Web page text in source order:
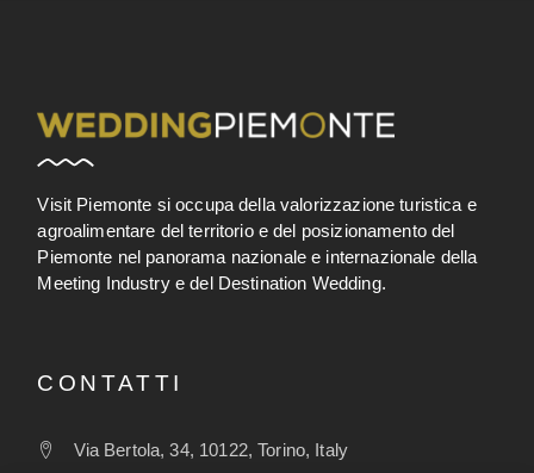
Visit Piemonte si occupa della valorizzazione turistica e
agroalimentare del territorio e del posizionamento del
Piemonte nel panorama nazionale e internazionale della
Meeting Industry e del Destination Wedding.
CONTATTI
Via Bertola, 34, 10122, Torino, Italy